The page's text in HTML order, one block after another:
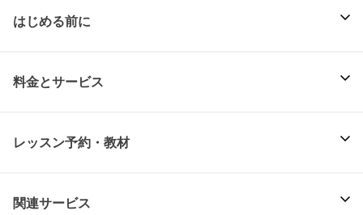
はじめる前に
料金とサービス
レッスン予約・教材
関連サービス